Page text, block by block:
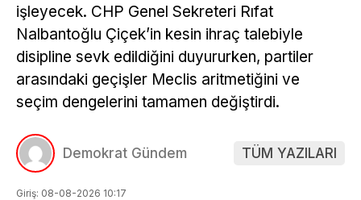
işleyecek. CHP Genel Sekreteri Rıfat
Nalbantoğlu Çiçek’in kesin ihraç talebiyle
disipline sevk edildiğini duyururken, partiler
arasındaki geçişler Meclis aritmetiğini ve
seçim dengelerini tamamen değiştirdi.
Demokrat Gündem TÜM YAZILARI
Giriş: 08-08-2026 10:17